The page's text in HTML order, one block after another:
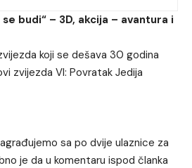
budi“ – 3D, akcija – avantura i
koji se dešava 30 godina
zvijezda VI: Povratak Jedija
sa po dvije ulaznice za
je da u komentaru ispod članka